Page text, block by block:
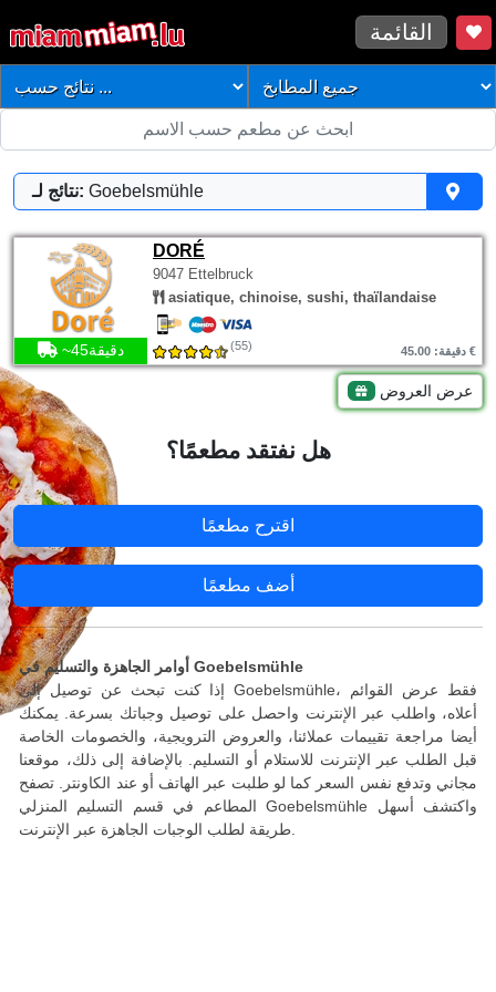
القائمة
نتائج لـ: Goebelsmühle
DORÉ
9047 Ettelbruck
asiatique, chinoise, sushi, thaïlandaise
~45دقيقة (55) دقيقة: 45.00 €
عرض العروض
هل نفتقد مطعمًا؟
اقترح مطعمًا
أضف مطعمًا
أوامر الجاهزة والتسليم في Goebelsmühle
إذا كنت تبحث عن توصيل إلى Goebelsmühle، فقط عرض القوائم
أعلاه، واطلب عبر الإنترنت واحصل على توصيل وجباتك بسرعة. يمكنك
أيضا مراجعة تقييمات عملائنا، والعروض الترويجية، والخصومات الخاصة
قبل الطلب عبر الإنترنت للاستلام أو التسليم. بالإضافة إلى ذلك، موقعنا
مجاني وتدفع نفس السعر كما لو طلبت عبر الهاتف أو عند الكاونتر. تصفح
المطاعم في قسم التسليم المنزلي Goebelsmühle واكتشف أسهل